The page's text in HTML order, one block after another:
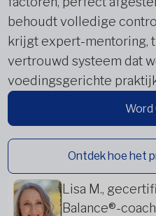
behoudt volledige
krijgt expert-mentoring,
vertrouwd systeem dat
voedingsgerichte
Word
Ontdek hoe het
Lisa M.,
Balance®-coach